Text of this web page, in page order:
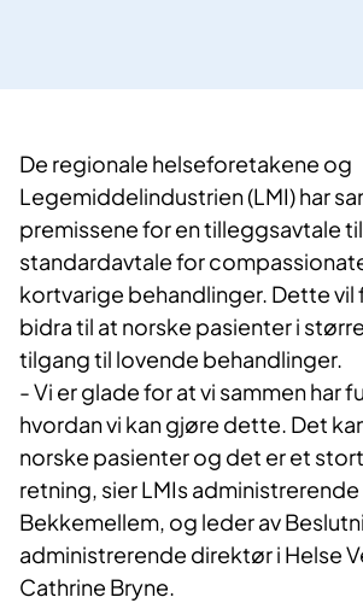
De regionale helseforetakene og
Legemiddelindustrien (LMI) har
premissene for en tilleggsavtale
standardavtale for
kortvarige behandlinger. Dette
bidra til at norske pasienter i
tilgang til lovende behandlinger.
- Vi er glade for at vi sammen har
hvordan vi kan gjøre dette. Det
norske pasienter og det er et
retning, sier LMIs
Bekkemellem, og leder av
administrerende direktør i Helse
Cathrine Bryne.